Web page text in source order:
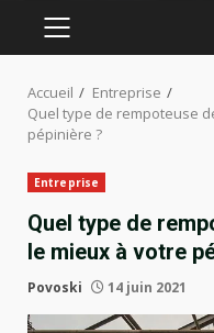
MENU
Accueil
Entreprise
Quel type de rempoteuse
pépinière ?
Entreprise
Quel type de
le mieux à votre
Povoski 14 juin 2021